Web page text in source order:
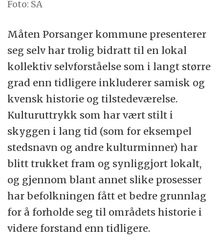
Foto: SA
Måten Porsanger kommune presenterer
seg selv har trolig bidratt til en lokal
kollektiv selvforståelse som i langt større
grad enn tidligere inkluderer samisk og
kvensk historie og tilstedeværelse.
Kulturuttrykk som har vært stilt i
skyggen i lang tid (som for eksempel
stedsnavn og andre kulturminner) har
blitt trukket fram og synliggjort lokalt,
og gjennom blant annet slike prosesser
har befolkningen fått et bedre grunnlag
for å forholde seg til områdets historie i
videre forstand enn tidligere.